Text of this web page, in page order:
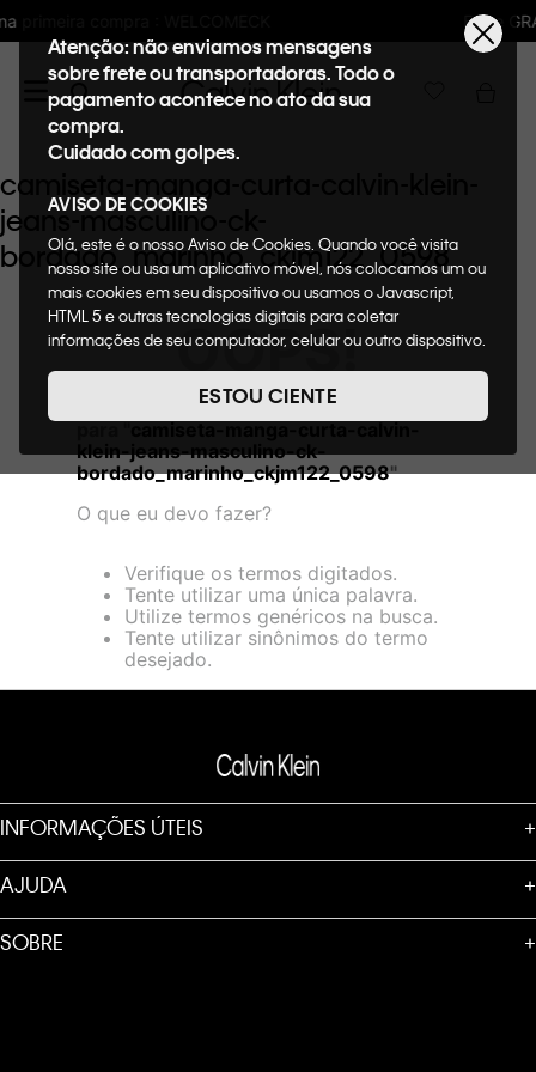
Frete GRÁTIS nas compras acima
Atenção: não enviamos mensagens
sobre frete ou transportadoras. Todo o
pagamento acontece no ato da sua
compra.
Cuidado com golpes.
AVISO DE COOKIES
Olá, este é o nosso Aviso de Cookies. Quando você visita
nosso site ou usa um aplicativo móvel, nós colocamos um ou
mais cookies em seu dispositivo ou usamos o Javascript,
HTML 5 e outras tecnologias digitais para coletar
informações de seu computador, celular ou outro dispositivo.
de cookies, informaremos quais cookies usaremos e quais
suas funções. A forma como processamos os dados
nosso Aviso de Privacidade. Quando você visita nosso site,
consideraremos isso como sua solicitação específica para
fornecer a você toda a funcionalidade do site, incluindo,
entre outros, a capacidade de comprar um item em nossa
Cookies acesse o link.
ESTOU CIENTE
camiseta-manga-curta-calvin-klein-
jeans-masculino-ck-
bordado_marinho_ckjm122_0598
OOPS!
Não encontramos nenhum resultado
klein-jeans-masculino-ck-
bordado_marinho_ckjm122_0598"
O que eu devo fazer?
Verifique os termos digitados.
Tente utilizar uma única palavra.
Utilize termos genéricos na busca.
Tente utilizar sinônimos do termo
desejado.
INFORMAÇÕES ÚTEIS +
AJUDA +
SOBRE +